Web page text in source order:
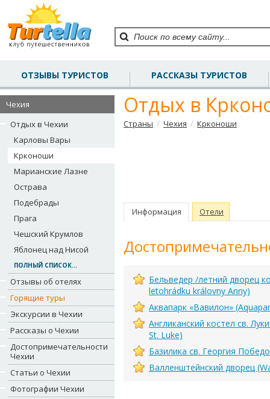
ОТЗЫВЫ ТУРИСТОВ РАССКАЗЫ ТУРИСТОВ
Чехия
Отдых в Чехии
Карловы Вары
Крконоши
Марианские Лазне
Острава
Подебрады
Прага
Чешский Крумлов
Яблонец над Нисой
ПОЛНЫЙ СПИСОК...
Отзывы об отелях
Горящие туры
Экскурсии в Чехии
Рассказы о Чехии
Достопримечательности
Чехии
Статьи о Чехии
Фотографии Чехии
Отдых в
Страны / Чехия / Крконоши
Информация Отели
Бельведер /летний дворец
letohrádku královny Anny)
Аквапарк «Вавилон»
Англиканский костел св.
St. Luke)
Базилика св. Георгия
Валленштейнский дворец